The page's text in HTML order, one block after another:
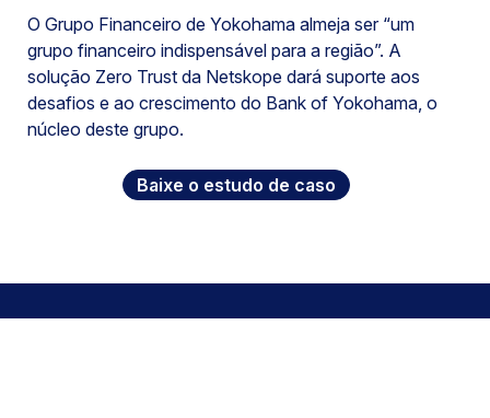
O Grupo Financeiro de Yokohama almeja ser “um
grupo financeiro indispensável para a região”. A
solução Zero Trust da Netskope dará suporte aos
desafios e ao crescimento do Bank of Yokohama, o
núcleo deste grupo.
Baixe o estudo de caso